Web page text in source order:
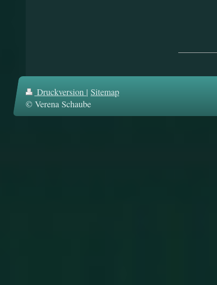
Druckversion | Sitemap
© Verena Schaube